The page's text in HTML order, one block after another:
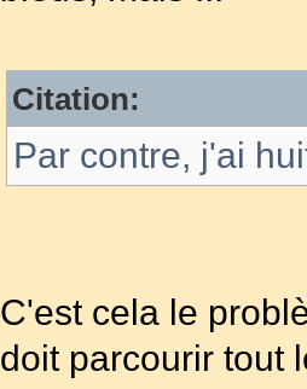
Citation:
Par contre, j'ai
C'est cela le
doit parcourir tout